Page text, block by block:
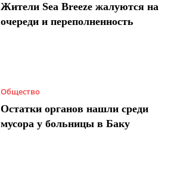
Жители Sea Breeze жалуются на
очереди и переполненность
Общество
Остатки органов нашли среди
мусора у больницы в Баку